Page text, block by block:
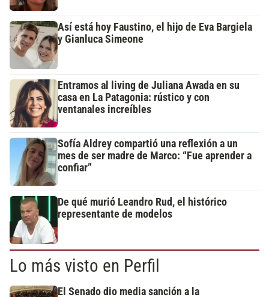
Así está hoy Faustino, el hijo de Eva Bargiela
y Gianluca Simeone
Entramos al living de Juliana Awada en su
casa en La Patagonia: rústico y con
ventanales increíbles
Sofía Aldrey compartió una reflexión a un
mes de ser madre de Marco: “Fue aprender a
confiar”
De qué murió Leandro Rud, el histórico
representante de modelos
Lo más visto en Perfil
El Senado dio media sanción a la